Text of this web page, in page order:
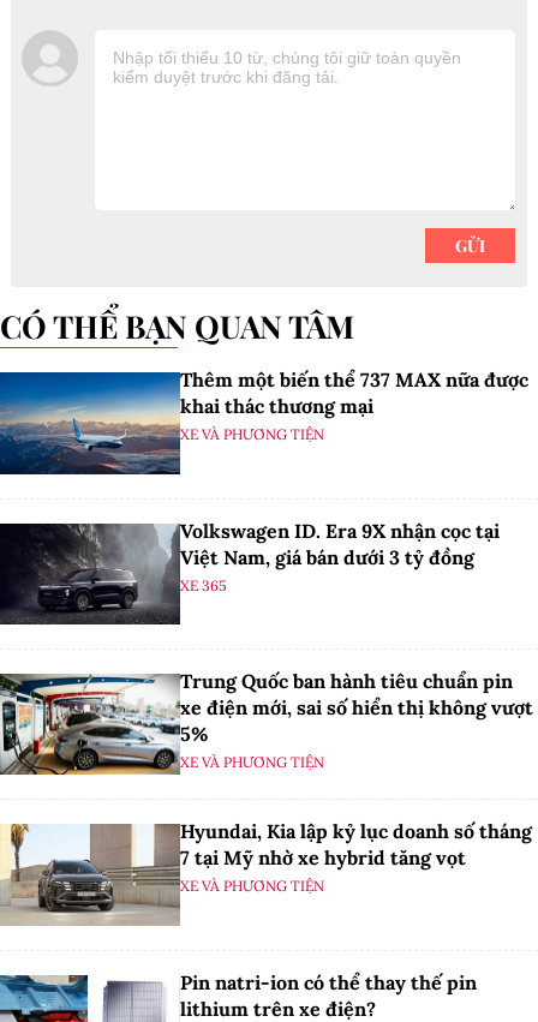
CÓ THỂ BẠN QUAN TÂM
Thêm một biến thể 737 MAX nữa được
khai thác thương mại
XE VÀ PHƯƠNG TIỆN
Volkswagen ID. Era 9X nhận cọc tại
Việt Nam, giá bán dưới 3 tỷ đồng
XE 365
Trung Quốc ban hành tiêu chuẩn pin
xe điện mới, sai số hiển thị không vượt
5%
XE VÀ PHƯƠNG TIỆN
Hyundai, Kia lập kỷ lục doanh số tháng
7 tại Mỹ nhờ xe hybrid tăng vọt
XE VÀ PHƯƠNG TIỆN
Pin natri-ion có thể thay thế pin
lithium trên xe điện?